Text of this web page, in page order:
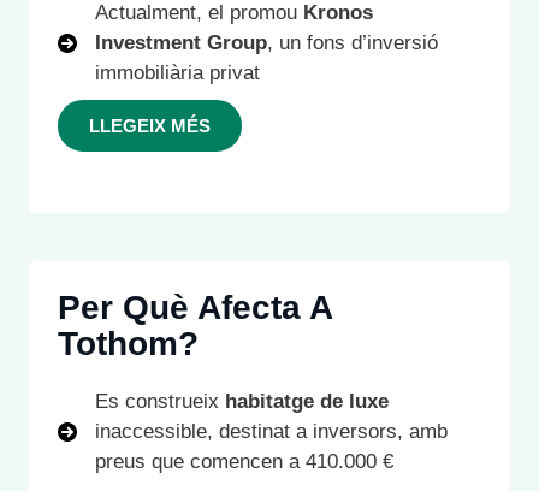
Actualment, el promou Kronos
Investment Group, un fons d’inversió
immobiliària privat
LLEGEIX MÉS
Per Què Afecta A
Tothom?
Es construeix habitatge de luxe
inaccessible, destinat a inversors, amb
preus que comencen a 410.000 €